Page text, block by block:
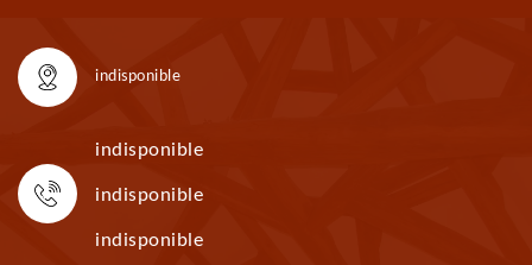
indisponible
indisponible
indisponible
indisponible